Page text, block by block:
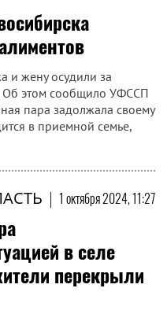
и жену осудили за
Об этом сообщило УФССП
пара задолжала своему
в приемной семье,
| 1 октября 2024, 11:27
в селе
перекрыли